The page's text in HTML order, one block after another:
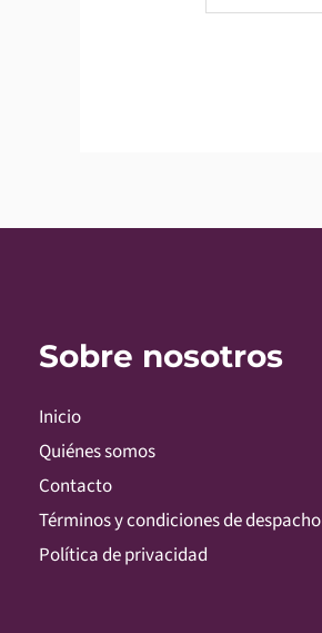
Sobre nosotros
Inicio
Quiénes somos
Contacto
Términos y condiciones de despacho
Política de privacidad